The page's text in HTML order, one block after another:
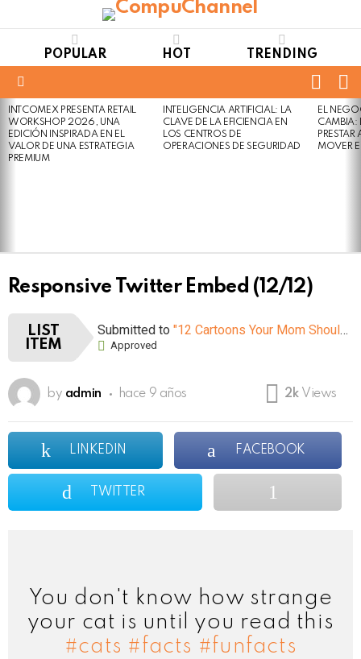
POPULAR HOT TRENDING
LATEST
STORIES
INTCOMEX PRESENTA RETAIL
WORKSHOP 2026, UNA
EDICIÓN INSPIRADA EN EL
VALOR DE UNA ESTRATEGIA
PREMIUM
INTELIGENCIA ARTIFICIAL: LA
CLAVE DE LA EFICIENCIA EN
LOS CENTROS DE
OPERACIONES DE SEGURIDAD
EL
CAMBIA:
MOVER
Responsive Twitter Embed (12/12)
LIST
ITEM
Submitted to"12 Cartoons Your Mom Shouldn’t Let You Watch When You Were Young"
Approved
by admin hace 9 años 2k Views
LINKEDIN FACEBOOK
TWITTER
You don't know how strange
your cat is until you read this
#cats #facts #funfacts